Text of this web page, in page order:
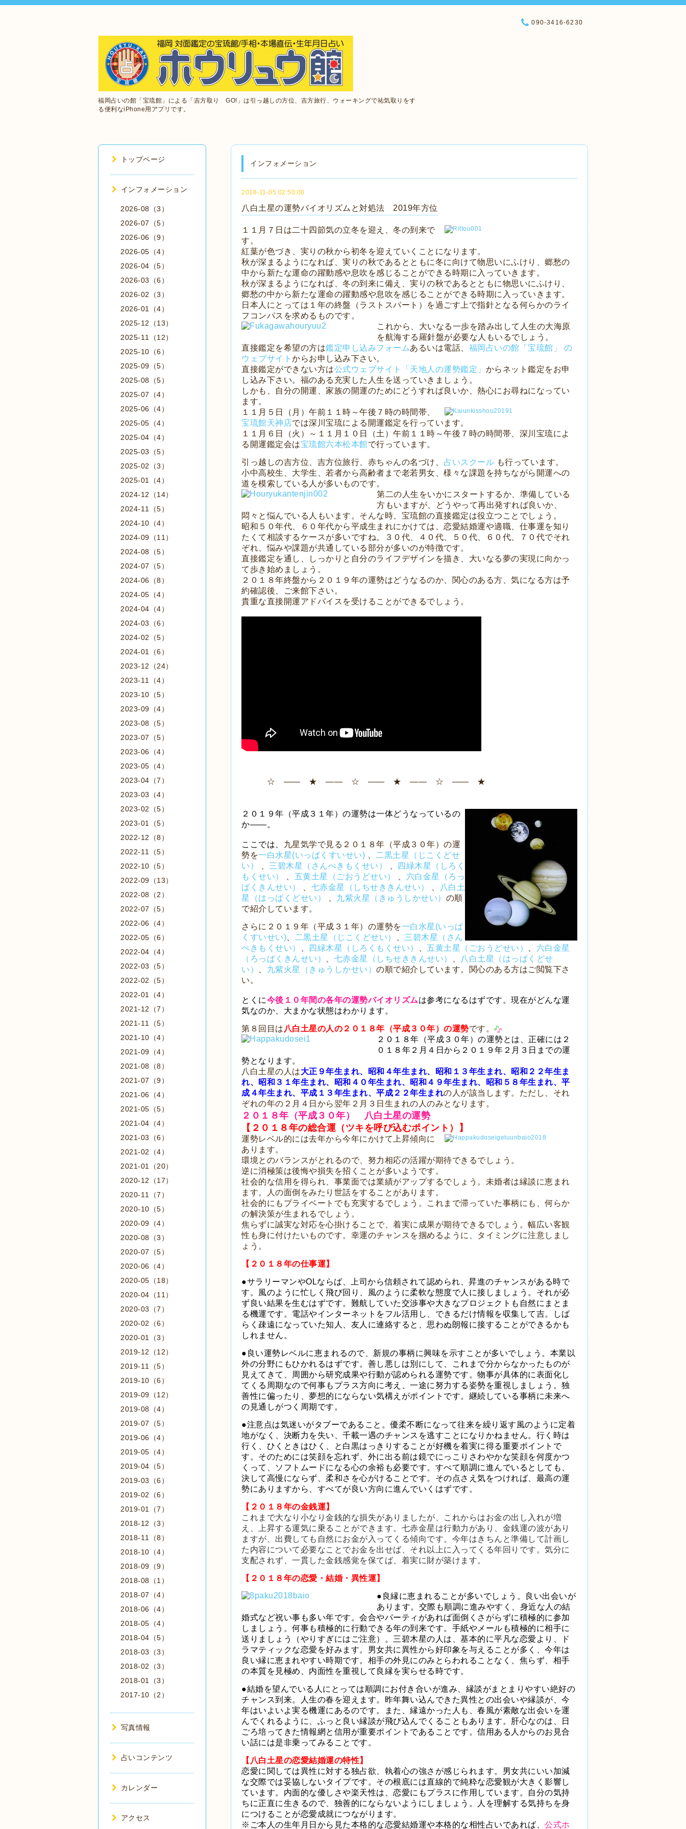
福岡占いの館「宝琉館」による「吉方取り GO!」は引っ越しの方位、吉方旅行、ウォーキングで祐気取りをす
る便利なiPhone用アプリです。
090-3416-6230
インフォメーション
2018-11-05 02:50:00
八白土星の運勢バイオリズムと対処法 2019年方位
１１月７日は二十四節気の立冬を迎え、冬の到来で
す。
紅葉が色づき、実りの秋から初冬を迎えていくことになります。
秋が深まるようになれば、実りの秋であるとともに冬に向けて物思いにふけり、郷愁の
中から新たな運命の躍動感や息吹を感じることができる時期に入っていきます。
秋が深まるようになれば、冬の到来に備え、実りの秋であるとともに物思いにふけり、
郷愁の中から新たな運命の躍動感や息吹を感じることができる時期に入っていきます。
日本人にとっては１年の終盤（ラストスパート）を過ごす上で指針となる何らかのライ
フコンパスを求めるものです。
これから、大いなる一歩を踏み出して人生の大海原
を航海する羅針盤が必要な人もいるでしょう。
直接鑑定を希望の方は鑑定申し込みフォームあるいは電話、 福岡占いの館「宝琉館」 の
ウェブサイト からお申し込み下さい。
直接鑑定ができない方は公式ウェブサイト「天地人の運勢鑑定」 からネット鑑定をお申
し込み下さい。福のある充実した人生を送っていきましょう。
しかも、自分の開運、家族の開運のためにどうすれば良いか、熱心にお尋ねになってい
ます。
１１月５日（月）午前１１時～午後７時の時間帯、
宝琉館天神店では深川宝琉による開運鑑定を行っています。
１１月６日（火）～１１月１０日（土）午前１１時～午後７時の時間帯、深川宝琉によ
る開運鑑定会は宝琉館六本松本館で行っています。
引っ越しの吉方位、吉方位旅行、赤ちゃんの名づけ、 占いスクール も行っています。
小中高校生、大学生、若者から高齢者まで老若男女、様々な課題を持ちながら開運への
道を模索している人が多いものです。
第二の人生をいかにスタートするか、準備している
方もいますが、どうやって再出発すれば良いか、
悶々と悩んでいる人もいます。そんな時、宝琉館の直接鑑定は役立つことでしょう。
昭和５０年代、６０年代から平成生まれにかけては、恋愛結婚運や適職、仕事運を知り
たくて相談するケースが多いですね。３０代、４０代、５０代、６０代、７０代でそれ
ぞれ、悩みや課題が共通している部分が多いのが特徴です。
直接鑑定を通し、しっかりと自分のライフデザインを描き、大いなる夢の実現に向かっ
て歩き始めましょう。
２０１８年終盤から２０１９年の運勢はどうなるのか、関心のある方、気になる方は予
約確認後、ご来館下さい。
貴重な直接開運アドバイスを受けることができるでしょう。
☆ ―― ★ ―― ☆ ―― ★ ―― ☆ ―― ★
２０１９年（平成３１年）の運勢は一体どうなっているの
か――。
ここでは、 九星気学で見る２０１８年（平成３０年）の運
勢を一白水星(いっぱくすいせい)
二黒土星（じこくどせ
い）
三碧木星（さんぺきもくせい）
四緑木星（しろく
もくせい）
五黄土星（ごおうどせい）
六白金星（ろっ
ぱくきんせい）
七赤金星（しちせききんせい）
八白土
星（はっぱくどせい）
九紫火星（きゅうしかせい） の順
で紹介しています。
さらに２０１９年（平成３１年）の運勢を一白水星(いっぱ
くすいせい)
二黒土星（じこくどせい）
三碧木星（さん
ぺきもくせい）
四緑木星（しろくもくせい） 五黄土星（ごおうどせい）
六白金星
（ろっぱくきんせい）
七赤金星（しちせききんせい）
八白土星（はっぱくどせ
い）
九紫火星（きゅうしかせい） の順で紹介しています。関心のある方はご閲覧下さ
い。
とくに今後１０年間の各年の運勢バイオリズムは参考になるはずです。現在がどんな運
気なのか、大まかな状態はわかります。
第８回目は 八白土星の人の２０１８年（平成３０年）の運勢です。
２０１８年（平成３０年）の運勢とは、正確には２
０１８年２月４日から２０１９年２月３日までの運
勢となります。
八白土星の人は大正９年生まれ、昭和４年生まれ、昭和１３年生まれ、昭和２２年生ま
れ、昭和３１年生まれ、昭和４０年生まれ、昭和４９年生まれ、昭和５８年生まれ、平
成４年生まれ、平成１３年生まれ、平成２２年生まれの人が該当します。ただし、それ
ぞれの年の２月４日から翌年２月３日生まれの人のみとなります。
２０１８年（平成３０年） 八白土星の運勢
【２０１８年の総合運（ツキを呼び込むポイント）】
運勢レベル的には去年から今年にかけて上昇傾向に
あります。
環境とのバランスがとれるので、努力相応の活躍が期待できるでしょう。
逆に消極策は後悔や損失を招くことが多いようです。
社会的な信用を得られ、事業面では業績がアップするでしょう。未婚者は縁談に恵まれ
ます。人の面倒をみたり世話をすることがあります。
社会的にもプライベートでも充実するでしょう。これまで滞っていた事柄にも、何らか
の解決策が生まれるでしょう。
焦らずに誠実な対応を心掛けることで、着実に成果が期待できるでしょう。幅広い客観
性も身に付けたいものです。幸運のチャンスを掴めるように、タイミングに注意しまし
ょう。
【２０１８年の仕事運】
●サラリーマンやOLならば、上司から信頼されて認められ、昇進のチャンスがある時で
す。風のように忙しく飛び回り、風のように柔軟な態度で人に接しましょう。それが必
ず良い結果を生むはずです。難航していた交渉事や大きなプロジェクトも自然にまとま
る機運です。電話やインターネットをフル活用し、できるだけ情報を収集して吉。しば
らく疎遠になっていた知人、友人に連絡すると、思わぬ朗報に接することができるかも
しれません。
●良い運勢レベルに恵まれるので、新規の事柄に興味を示すことが多いでしょう。本業以
外の分野にもひかれるはずです。善し悪しは別にして、これまで分からなかったものが
見えてきて、周囲から研究成果や行動が認められる運勢です。物事が具体的に表面化し
てくる周期なので何事もプラス方向に考え、一途に努力する姿勢を重視しましょう。独
善性に偏ったり、夢想的にならない気構えがポイントです。継続している事柄に未来へ
の見通しがつく周期です。
●注意点は気迷いがタブーであること。優柔不断になって往来を繰り返す風のように定着
地がなく、決断力を失い、千載一遇のチャンスを逃すことになりかねません。行く時は
行く、ひくときはひく、と白黒はっきりすることが好機を着実に得る重要ポイントで
す。そのためには笑顔を忘れず、外に出る前は鏡でにっこりさわやかな笑顔を何度かつ
くって、ソフトムードになる心の余裕も必要です。すべて順調に進んでいるとしても、
決して高慢にならず、柔和さを心がけることです。その点さえ気をつければ、最高の運
勢にありますから、すべてが良い方向に進んでいくはずです。
【２０１８年の金銭運】
これまで大なり小なり金銭的な損失がありましたが、これからはお金の出し入れが増
え、上昇する運気に乗ることができます。七赤金星は行動力があり、金銭運の波があり
ますが、出費しても自然にお金が入ってくる傾向です。今年はきちんと準備して計画し
た内容について必要なことでお金を出せば、それ以上に入ってくる年回りです。気分に
支配されず、一貫した金銭感覚を保てば、着実に財が築けます。
【２０１８年の恋愛・結婚・異性運】
●良縁に恵まれることが多いでしょう。良い出会いが
あります。交際も順調に進みやすく、身近な人の結
婚式など祝い事も多い年です。会合やパーティがあれば面倒くさがらずに積極的に参加
しましょう。何事も積極的に行動できる年の到来です。手紙やメールも積極的に相手に
送りましょう（やりすぎにはご注意）。三碧木星の人は、基本的に平凡な恋愛より、ド
ラマティックな恋愛を好みます。男女共に異性から好印象を与えることが多く、今年は
良い縁に恵まれやすい時期です。相手の外見にのみとらわれることなく、焦らず、相手
の本質を見極め、内面性を重視して良縁を実らせる時です。
●結婚を望んでいる人にとっては順調にお付き合いが進み、縁談がまとまりやすい絶好の
チャンス到来。人生の春を迎えます。昨年舞い込んできた異性との出会いや縁談が、今
年はいよいよ実る機運にあるのです。また、縁遠かった人も、春風が素敵な出会いを運
んでくれるように、ふっと良い縁談が飛び込んでくることもあります。肝心なのは、日
ごろ培ってきた情報網と信用が重要ポイントであることです。信用ある人からのお見合
い話には是非乗ってみることです。
【八白土星の恋愛結婚運の特性】
恋愛に関しては異性に対する独占欲、執着心の強さが感じられます。男女共にいい加減
な交際では妥協しないタイプです。その根底には直線的で純粋な恋愛観が大きく影響し
ています。内面的な優しさや楽天性は、恋愛にもプラスに作用しています。自分の気持
ちに正直に生きるので、独善的にならないようにしましょう。人を理解する気持ちを身
につけることが恋愛成就につながります。
※ご本人の生年月日から見た本格的な恋愛結婚運や本格的な相性占いであれば、 公式ホ
トップページ
インフォメーション
2026-08（3）
2026-07（5）
2026-06（9）
2026-05（4）
2026-04（5）
2026-03（6）
2026-02（3）
2026-01（4）
2025-12（13）
2025-11（12）
2025-10（6）
2025-09（5）
2025-08（5）
2025-07（4）
2025-06（4）
2025-05（4）
2025-04（4）
2025-03（5）
2025-02（3）
2025-01（4）
2024-12（14）
2024-11（5）
2024-10（4）
2024-09（11）
2024-08（5）
2024-07（5）
2024-06（8）
2024-05（4）
2024-04（4）
2024-03（6）
2024-02（5）
2024-01（6）
2023-12（24）
2023-11（4）
2023-10（5）
2023-09（4）
2023-08（5）
2023-07（5）
2023-06（4）
2023-05（4）
2023-04（7）
2023-03（4）
2023-02（5）
2023-01（5）
2022-12（8）
2022-11（5）
2022-10（5）
2022-09（13）
2022-08（2）
2022-07（5）
2022-06（4）
2022-05（6）
2022-04（4）
2022-03（5）
2022-02（5）
2022-01（4）
2021-12（7）
2021-11（5）
2021-10（4）
2021-09（4）
2021-08（8）
2021-07（9）
2021-06（4）
2021-05（5）
2021-04（4）
2021-03（6）
2021-02（4）
2021-01（20）
2020-12（17）
2020-11（7）
2020-10（5）
2020-09（4）
2020-08（3）
2020-07（5）
2020-06（4）
2020-05（18）
2020-04（11）
2020-03（7）
2020-02（6）
2020-01（3）
2019-12（12）
2019-11（5）
2019-10（6）
2019-09（12）
2019-08（4）
2019-07（5）
2019-06（4）
2019-05（4）
2019-04（5）
2019-03（6）
2019-02（6）
2019-01（7）
2018-12（3）
2018-11（8）
2018-10（4）
2018-09（9）
2018-08（1）
2018-07（4）
2018-06（4）
2018-05（4）
2018-04（5）
2018-03（3）
2018-02（3）
2018-01（3）
2017-10（2）
写真情報
占いコンテンツ
カレンダー
アクセス